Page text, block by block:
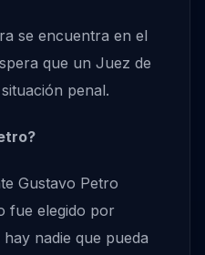
se encuentra en el
que un Juez de
penal.
Gustavo Petro
fue elegido por
nadie que pueda